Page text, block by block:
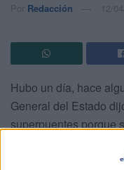
Por Redacción 12/
Hubo un día, hace
General del Estado
superpuentes porque